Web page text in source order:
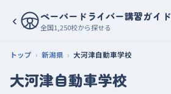
‹ ペーパードライバー講習ガイド
全国1,250校から探せる
トップ 新潟県 大河津自動車学校
大河津自動車学校